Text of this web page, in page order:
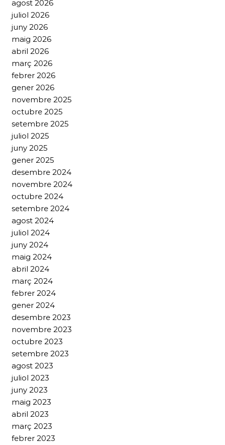
agost 2026
juliol 2026
juny 2026
maig 2026
abril 2026
març 2026
febrer 2026
gener 2026
novembre 2025
octubre 2025
setembre 2025
juliol 2025
juny 2025
gener 2025
desembre 2024
novembre 2024
octubre 2024
setembre 2024
agost 2024
juliol 2024
juny 2024
maig 2024
abril 2024
març 2024
febrer 2024
gener 2024
desembre 2023
novembre 2023
octubre 2023
setembre 2023
agost 2023
juliol 2023
juny 2023
maig 2023
abril 2023
març 2023
febrer 2023